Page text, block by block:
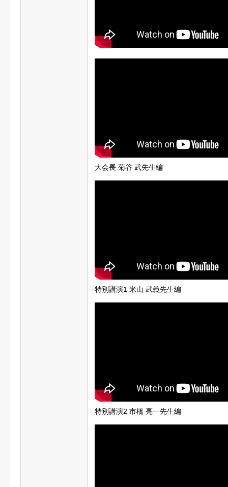
大会長 菊谷 武先生編
特別講演1 米山 武義先生編
特別講演2 市橋 亮一先生編